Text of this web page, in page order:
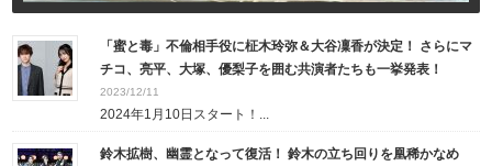
「蜜と毒」不倫相手役に柾木玲弥＆大谷凜香が決定！ さらにマ
チコ、亮平、大塚、優梨子を囲む共演者たちも一挙発表！
2023/12/11
2024年1月10日スタート！...
鈴木拡樹、幽霊となって復活！ 鈴木の立ち回りを凰稀かなめ